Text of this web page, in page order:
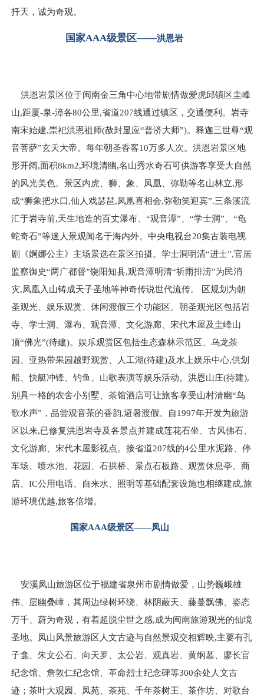
扦天，诚为奇观。
国家AAA级景区——洪恩岩
洪恩岩景区位于闽南金三角中心地带剧情做爱虎邱镇区圭峰
山,距厦-泉-漳各80公里,省道207线通过镇区，交通便利。岩寺
南宋始建,崇祀洪恩祖师(赦封显应“普济大师”)。释迦三世尊“观
音菩萨”玄天大帝。每年朝圣香客10万多人次。洪恩岩景区地
形开阔,面积8km2,环境清幽,名山秀水奇石可供游客享受大自然
的风光美色。景区内虎、狮、象、凤凰、弥勒等名山林立,形
成“狮象把水口,仙人戏瑟琶,凤凰喜相会,弥勒笑迎宾”.三条溪流
汇于岩寺前,天生地造的百丈瀑布、“观音潭”、“学士洞”、“龟
蛇奇石”等迷人景观闻名于海内外。中央电视台20集古装电视
剧《婀娜公主》主场景选在景区拍摄。学士洞明清“进士”,官居
监察御史“两广都督”饶阳知县,观音潭明清“祈雨排涝”为民消
灾,凤凰入山铸成天子圣地等神奇传说世代流传。 区规划为朝
圣观光、娱乐观赏、休闲渡假三个功能区。朝圣观光区包括岩
寺、学士洞、瀑布、观音潭、文化游廊、宋代木屋及圭峰山
顶“佛光”(待建)。娱乐观赏区包括生态森林示范区、乌龙茶
园、亚热带果园越野观赏、人工湖(待建)及水上娱乐中心,供划
船、快艇冲锋、钓鱼、山歌表演等娱乐活动。洪恩山庄(待建),
别具一格的农舍小别墅、茶馆酒店可让旅客享受山村清幽“鸟
歌水声”，品尝观音茶的香韵,避暑渡假。自1997年开发为旅游
区以来,已修复洪恩岩寺及各景点并建成莲花石坐、古风佛石、
文化游廊、宋代木屋影视点。接省道207线的4公里水泥路、停
车场、喷水池、花园、石拱桥、景点石板路、观赏休息亭、商
店、IC公用电话、自来水、照明等基础配套设施也相继建成,旅
游环境优越,旅客倍增。
国家AAA级景区——凤山
安溪凤山旅游区位于福建省泉州市剧情做爱，山势巍峨雄
伟、层幽叠嶂，其周边绿树环绕、林阴蔽天、藤蔓飘佛、姿态
万千、蔚为奇观，有着超脱尘世之感,成为闽南旅游观光的仙境
圣地。凤山风景旅游区人文古迹与自然景观交相辉映,主要有孔
子龛、朱文公石、向天罗、太公岩、观真岩、黄纲墓、廖长官
纪念馆、詹敦仁纪念馆、革命烈士纪念碑等300余处人文古
迹；茶叶大观园、凤苑、茶苑、千年茶树王、茶作坊、对歌台